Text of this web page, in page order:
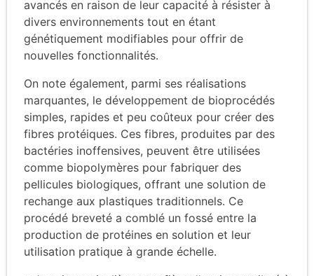
avancés en raison de leur capacité à résister à
divers environnements tout en étant
génétiquement modifiables pour offrir de
nouvelles fonctionnalités.
On note également, parmi ses réalisations
marquantes, le développement de bioprocédés
simples, rapides et peu coûteux pour créer des
fibres protéiques. Ces fibres, produites par des
bactéries inoffensives, peuvent être utilisées
comme biopolymères pour fabriquer des
pellicules biologiques, offrant une solution de
rechange aux plastiques traditionnels. Ce
procédé breveté a comblé un fossé entre la
production de protéines en solution et leur
utilisation pratique à grande échelle.